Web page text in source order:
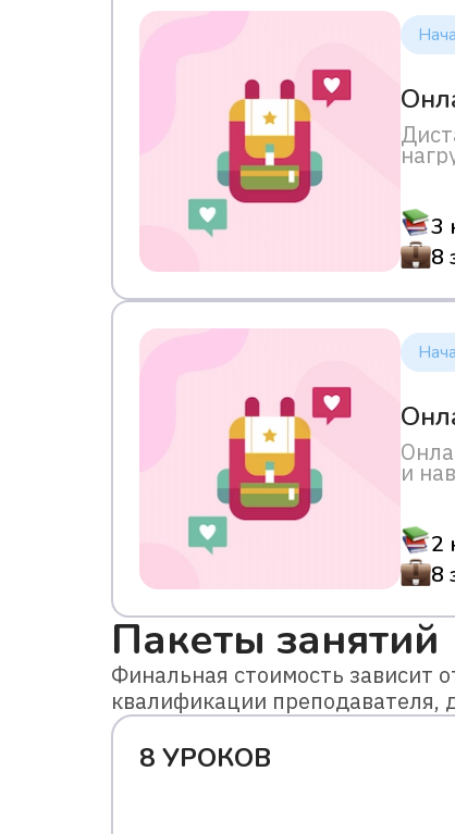
3
8
и
с
2
8
Пакеты занятий
Финальная стоимость зависит
квалификации преподавателя,
8 УРОКОВ